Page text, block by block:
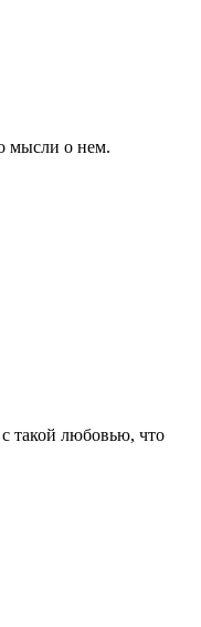
мысли о нем.
такой любовью, что